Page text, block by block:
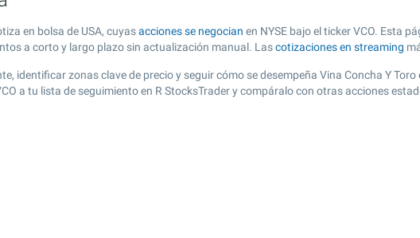
en bolsa de USA, cuyasacciones se negocian en NYSE bajo el ticker VCO. Esta
a corto y largo plazo sin actualización manual. Lascotizaciones en streaming
identificar zonas clave de precio y seguir cómo se desempeña Vina Concha Y
a tu lista de seguimiento en R StocksTrader y compáralo con otras acciones